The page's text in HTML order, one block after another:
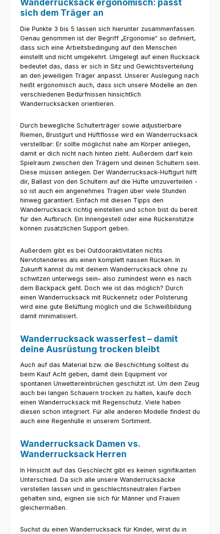
Wanderrucksack ergonomisch: passt
sich dem Träger an
Die Punkte 3 bis 5 lassen sich hierunter zusammenfassen.
Genau genommen ist der Begriff „Ergonomie“ so definiert,
dass sich eine Arbeitsbedingung auf den Menschen
einstellt und nicht umgekehrt. Umgelegt auf einen Rucksack
bedeutet das, dass er sich in Sitz und Gewichtsverteilung
an den jeweiligen Träger anpasst. Unserer Auslegung nach
heißt ergonomisch auch, dass sich unsere Modelle an den
verschiedenen Bedürfnissen hinsichtlich
Wanderrucksäcken orientieren.
Durch bewegliche Schulterträger sowie adjustierbare
Riemen, Brustgurt und Hüftflosse wird ein Wanderrucksack
verstellbar: Er sollte möglichst nahe am Körper anliegen,
damit er dich nicht nach hinten zieht. Außerdem darf kein
Spielraum zwischen den Trägern und deinen Schultern sein.
Diese müssen anliegen. Der Wanderrucksack-Hüftgurt hilft
dir, Ballast von den Schultern auf die Hüfte umzuverteilen -
so ist auch ein angenehmes Tragen über viele Stunden
hinweg garantiert. Einfach mit diesen Tipps den
Wanderrucksack richtig einstellen und schon bist du bereit
für den Aufbruch. Ein Innengestell oder eine Rückenstütze
können zusätzlichen Support geben.
Außerdem gibt es bei Outdooraktivitäten nichts
Nervtötenderes als einen komplett nassen Rücken. In
Zukunft kannst du mit deinem Wanderrucksack ohne zu
schwitzen unterwegs sein– also zumindest wenn es nach
dem Backpack geht. Doch wie ist das möglich? Durch
einen Wanderrucksack mit Rückennetz oder Polsterung
wird eine gute Belüftung möglich und die Schweißbildung
damit minimalisiert.
Wanderrucksack wasserfest – damit
deine Ausrüstung trocken bleibt
Auch auf das Material bzw. die Beschichtung solltest du
beim Kauf Acht geben, damit dein Equipment vor
spontanen Unwettereinbrüchen geschützt ist. Um dein Zeug
auch bei langen Schauern trocken zu halten, kaufe doch
einen Wanderrucksack mit Regenschutz. Viele haben
diesen schon integriert. Für alle anderen Modelle findest du
auch eine Regenhülle in unserem Sortiment.
Wanderrucksack Damen vs.
Wanderrucksack Herren
In Hinsicht auf das Geschlecht gibt es keinen signifikanten
Unterschied. Da sich alle unsere Wanderrucksäcke
verstellen lassen und in geschlechtsneutralen Farben
gehalten sind, eignen sie sich für Männer und Frauen
gleichermaßen.
Suchst du einen Wanderrucksack für Kinder, wirst du in